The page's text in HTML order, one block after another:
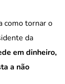
como tornar o
da
em dinheiro,
a não